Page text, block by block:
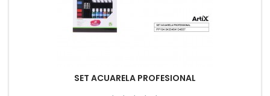
SET ACUARELA PROFESIONAL